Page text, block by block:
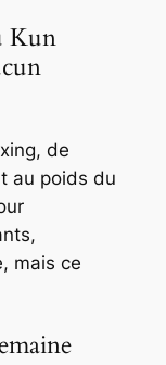
Kun
de
au poids du
mais ce